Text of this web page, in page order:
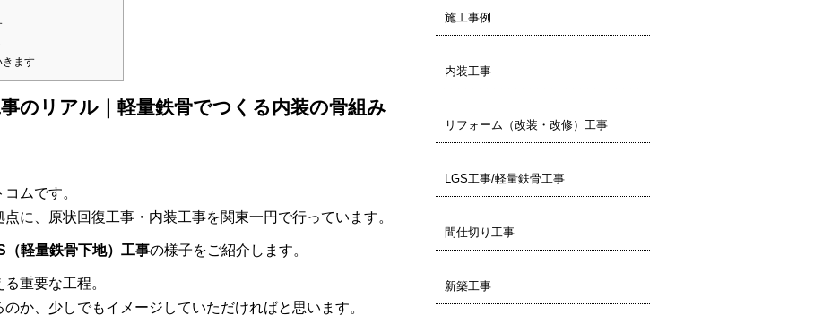
きます
のリアル｜軽量鉄骨でつくる内装の骨組み
ムです。
に、原状回復工事・内装工事を関東一円で行っています。
（軽量鉄骨下地）工事の様子をご紹介します。
重要な工程。
か、少しでもイメージしていただければと思います。
施工事例
内装工事
リフォーム（改装・改修）工事
LGS工事/軽量鉄骨工事
間仕切り工事
新築工事